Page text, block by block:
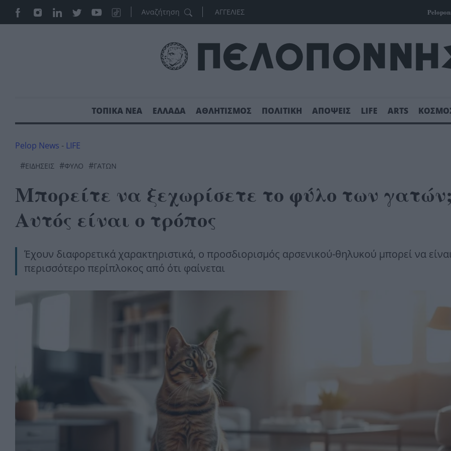
ΑΓΓΕΛΙΕΣ
ΤΟΠΙΚΑ ΝΕΑ ΕΛΛΑΔΑ ΑΘΛΗΤΙΣΜΟΣ ΠΟΛΙΤΙΚΗ ΑΠΟΨΕΙΣ LIFE ARTS
Pelop News - LIFE
#ΕΙΔΗΣΕΙΣ #ΦΥΛΟ #ΓΑΤΏΝ
Μπορείτε να ξεχωρίσετε το φύλο των
Αυτός είναι ο τρόπος
Έχουν διαφορετικά χαρακτηριστικά, ο προσδιορισμός αρσενικού-θηλυκού μπορεί να
περισσότερο περίπλοκος από ότι φαίνεται